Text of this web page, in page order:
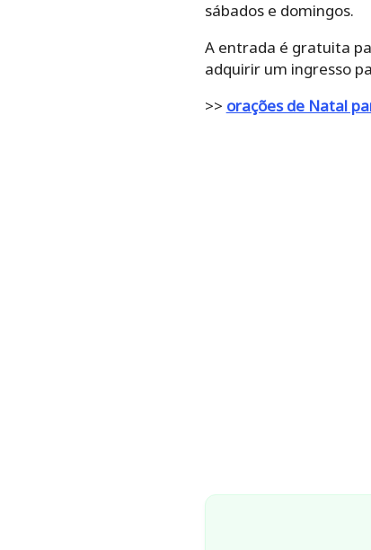
sábados e domingos.
A entrada é gratuita
adquirir um ingresso
>> orações de Natal